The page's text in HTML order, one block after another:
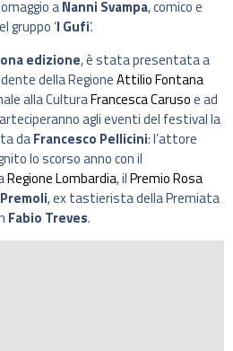
aNanni Svampa, comico e
gruppo ‘I Gufi‘.
edizione, è stata presentata a
della RegioneAttilio Fontana
alla CulturaFrancesca Carusoe ad
agli eventi del festival la
daFrancesco Pellicini: l’attore
lo scorso anno con il
Regione Lombardia, ilPremio Rosa
, ex tastierista della Premiata
Fabio Treves.